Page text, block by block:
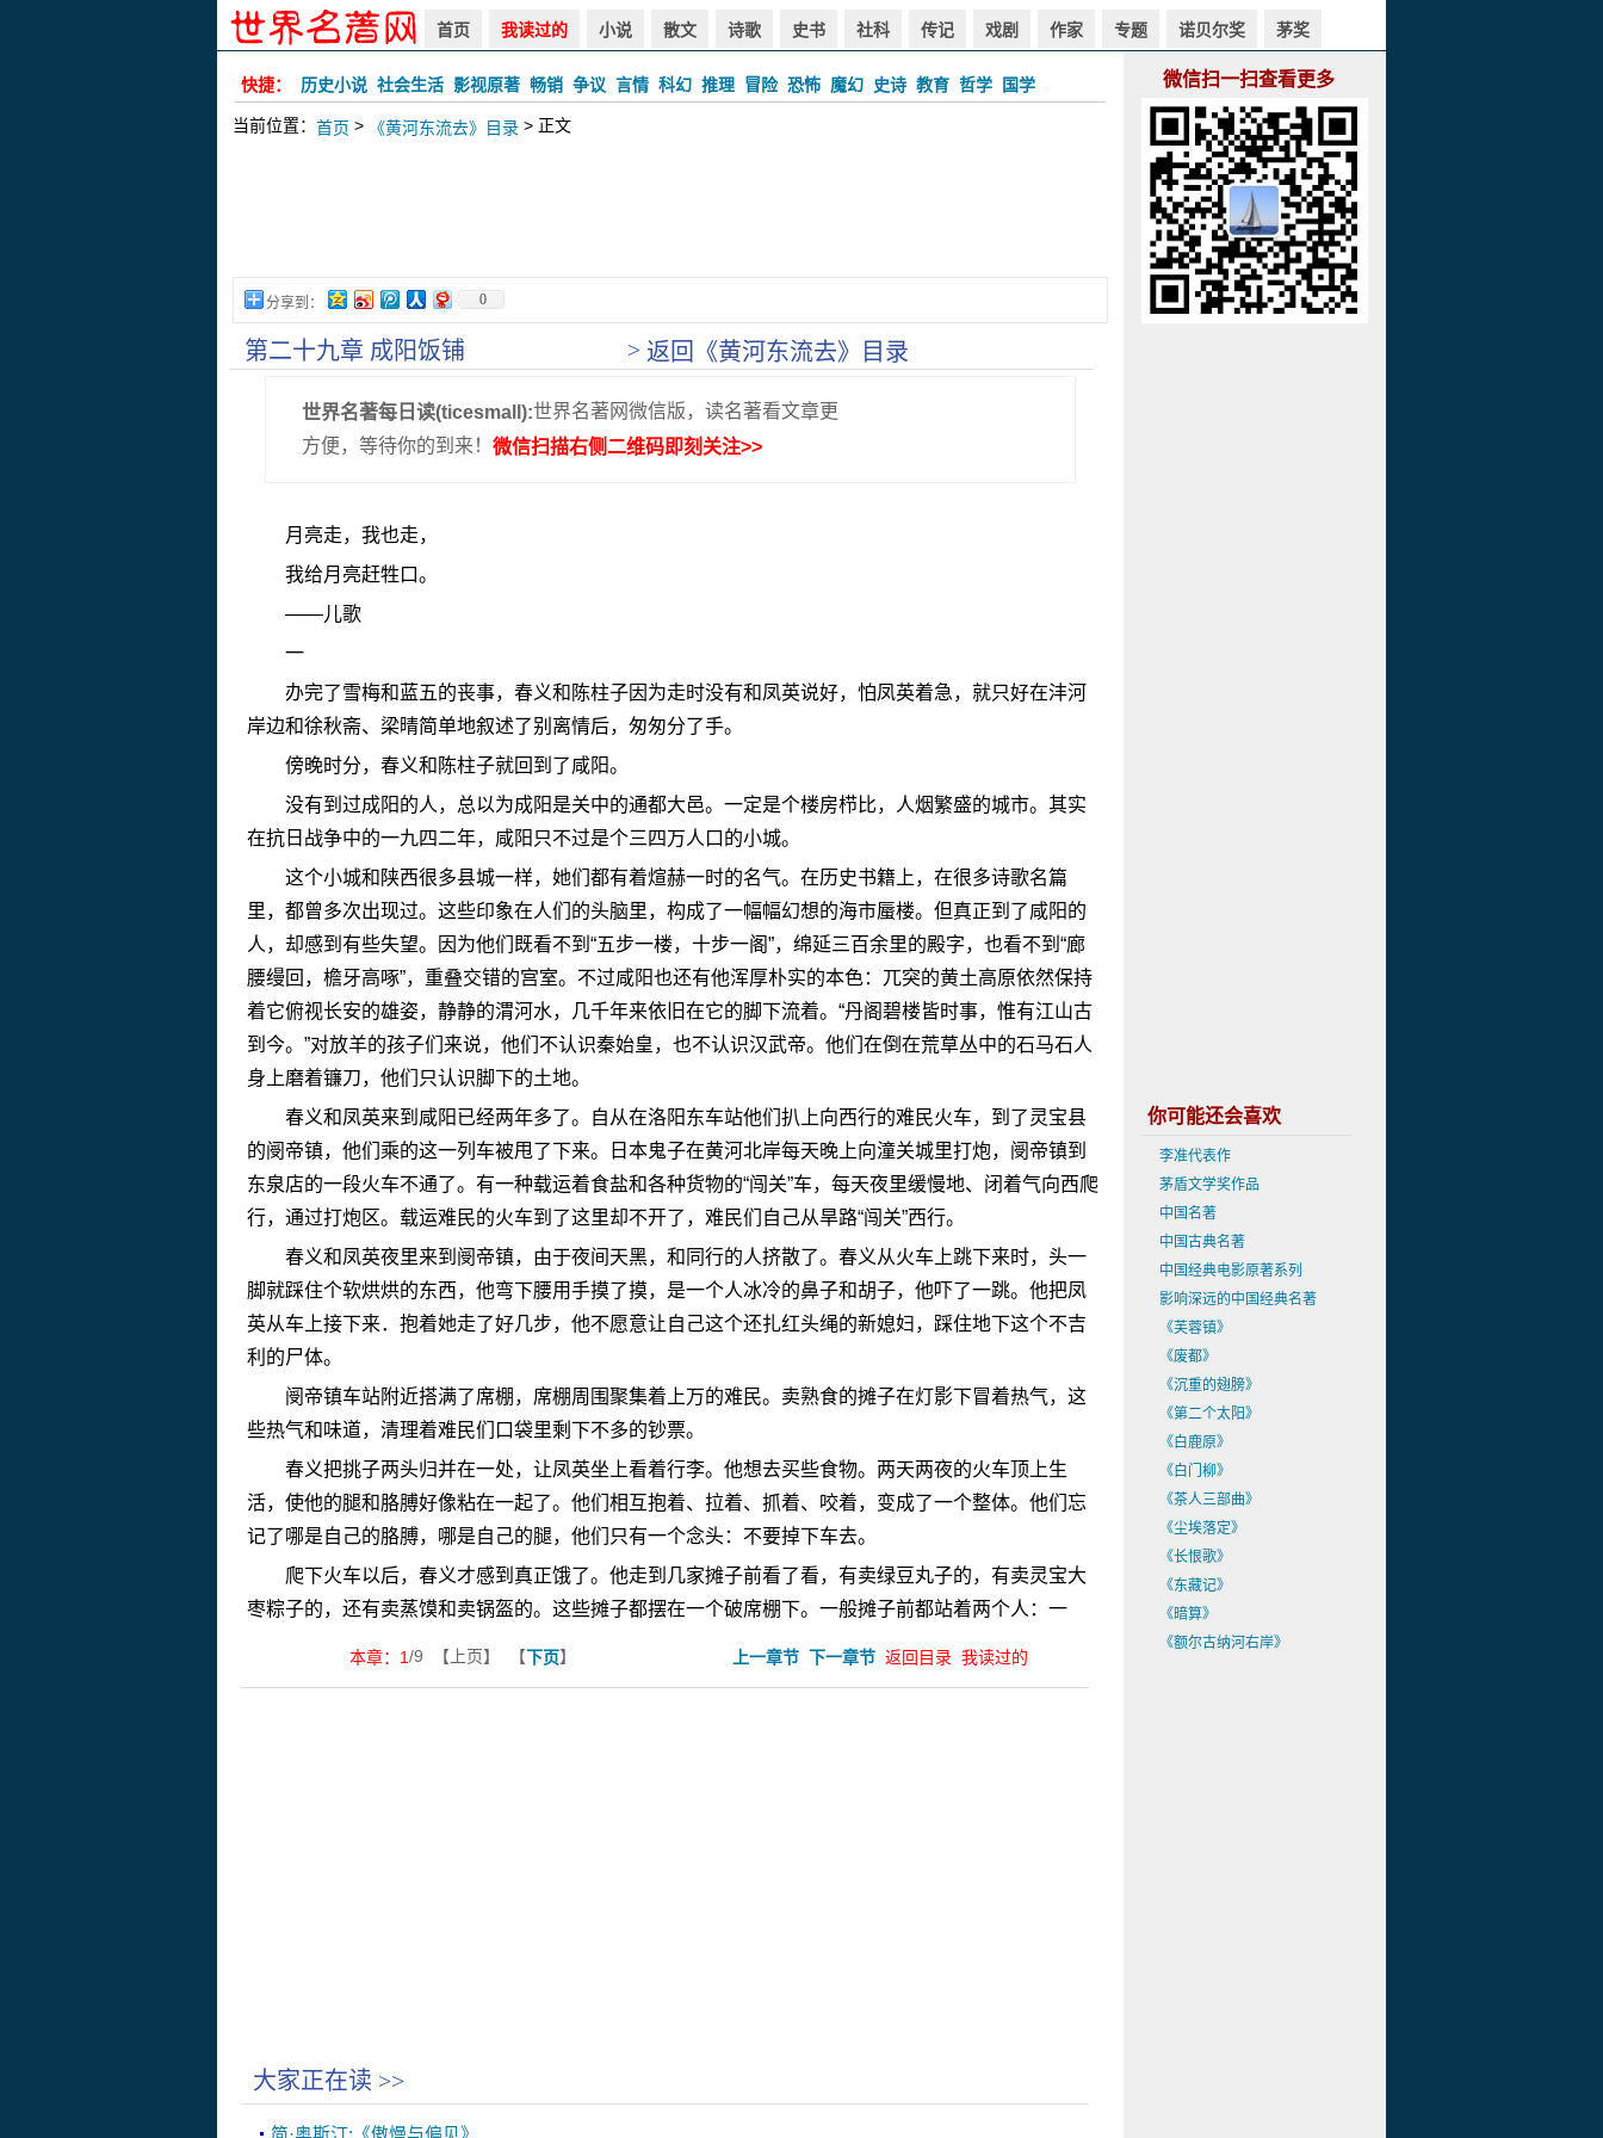
首页 我读过的 小说 散文 诗歌 史书 社科 传记 戏剧 作家 专题 诺贝尔奖 茅奖
快捷： 历史小说 社会生活 影视原著 畅销 争议 言情 科幻 推理 冒险 恐怖 魔幻 史诗 教育 哲学 国学
当前位置： 首页 > 《黄河东流去》目录 > 正文
分享到： 0
第二十九章 成阳饭铺 > 返回《黄河东流去》目录
世界名著每日读(ticesmall):世界名著网微信版，读名著看文章更
方便，等待你的到来！ 微信扫描右侧二维码即刻关注>>
月亮走，我也走，
我给月亮赶牲口。
——儿歌
一
办完了雪梅和蓝五的丧事，春义和陈柱子因为走时没有和凤英说好，怕凤英着急，就只好在沣河
岸边和徐秋斋、梁晴简单地叙述了别离情后，匆匆分了手。
傍晚时分，春义和陈柱子就回到了咸阳。
没有到过成阳的人，总以为成阳是关中的通都大邑。一定是个楼房栉比，人烟繁盛的城市。其实
在抗日战争中的一九四二年，咸阳只不过是个三四万人口的小城。
这个小城和陕西很多县城一样，她们都有着煊赫一时的名气。在历史书籍上，在很多诗歌名篇
里，都曾多次出现过。这些印象在人们的头脑里，构成了一幅幅幻想的海市蜃楼。但真正到了咸阳的
人，却感到有些失望。因为他们既看不到“五步一楼，十步一阁”，绵延三百余里的殿字，也看不到“廊
腰缦回，檐牙高啄”，重叠交错的宫室。不过咸阳也还有他浑厚朴实的本色：兀突的黄土高原依然保持
着它俯视长安的雄姿，静静的渭河水，几千年来依旧在它的脚下流着。“丹阁碧楼皆时事，惟有江山古
到今。”对放羊的孩子们来说，他们不认识秦始皇，也不认识汉武帝。他们在倒在荒草丛中的石马石人
身上磨着镰刀，他们只认识脚下的土地。
春义和凤英来到咸阳已经两年多了。自从在洛阳东车站他们扒上向西行的难民火车，到了灵宝县
的阌帝镇，他们乘的这一列车被甩了下来。日本鬼子在黄河北岸每天晚上向潼关城里打炮，阌帝镇到
东泉店的一段火车不通了。有一种载运着食盐和各种货物的“闯关”车，每天夜里缓慢地、闭着气向西爬
行，通过打炮区。载运难民的火车到了这里却不开了，难民们自己从旱路“闯关”西行。
春义和凤英夜里来到阌帝镇，由于夜间天黑，和同行的人挤散了。春义从火车上跳下来时，头一
脚就踩住个软烘烘的东西，他弯下腰用手摸了摸，是一个人冰冷的鼻子和胡子，他吓了一跳。他把凤
英从车上接下来．抱着她走了好几步，他不愿意让自己这个还扎红头绳的新媳妇，踩住地下这个不吉
利的尸体。
阌帝镇车站附近搭满了席棚，席棚周围聚集着上万的难民。卖熟食的摊子在灯影下冒着热气，这
些热气和味道，清理着难民们口袋里剩下不多的钞票。
春义把挑子两头归并在一处，让凤英坐上看着行李。他想去买些食物。两天两夜的火车顶上生
活，使他的腿和胳膊好像粘在一起了。他们相互抱着、拉着、抓着、咬着，变成了一个整体。他们忘
记了哪是自己的胳膊，哪是自己的腿，他们只有一个念头：不要掉下车去。
爬下火车以后，春义才感到真正饿了。他走到几家摊子前看了看，有卖绿豆丸子的，有卖灵宝大
枣粽子的，还有卖蒸馍和卖锅盔的。这些摊子都摆在一个破席棚下。一般摊子前都站着两个人：一
本章： 1/9 【上页】 【下页】 上一章节 下一章节 返回目录 我读过的
大家正在读 >>
微信扫一扫查看更多
你可能还会喜欢
李准代表作
茅盾文学奖作品
中国名著
中国古典名著
中国经典电影原著系列
影响深远的中国经典名著
《芙蓉镇》
《废都》
《沉重的翅膀》
《第二个太阳》
《白鹿原》
《白门柳》
《茶人三部曲》
《尘埃落定》
《长恨歌》
《东藏记》
《暗算》
《额尔古纳河右岸》